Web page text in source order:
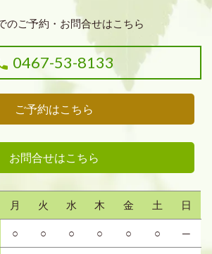
のご予約・お問合せはこちら
0467-53-8133
ご予約はこちら
お問合せはこちら
月 火 水 木 金 土 日
○ ○ ○ ○ ○ ○ ─